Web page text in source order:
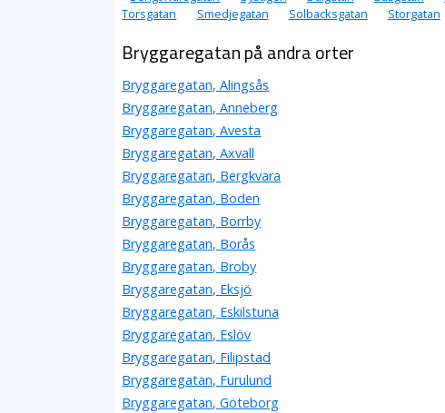
Torsgatan
Smedjegatan Solbacksgatan Storgatan
Bryggaregatan på andra orter
Bryggaregatan, Alingsås
Bryggaregatan, Anneberg
Bryggaregatan, Avesta
Bryggaregatan, Axvall
Bryggaregatan, Bergkvara
Bryggaregatan, Boden
Bryggaregatan, Borrby
Bryggaregatan, Borås
Bryggaregatan, Broby
Bryggaregatan, Eksjö
Bryggaregatan, Eskilstuna
Bryggaregatan, Eslöv
Bryggaregatan, Filipstad
Bryggaregatan, Furulund
Bryggaregatan, Göteborg